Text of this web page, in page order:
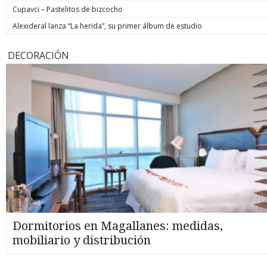
Cupavci – Pastelitos de bizcocho
Alexideral lanza “La herida”, su primer álbum de estudio
DECORACIÓN
Dormitorios en Magallanes: medidas,
mobiliario y distribución